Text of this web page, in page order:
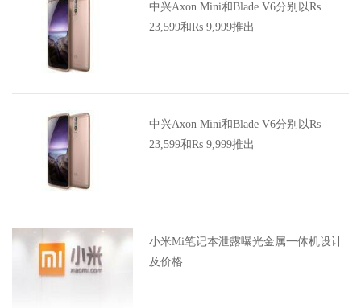
中兴Axon Mini和Blade V6分别以Rs
23,599和Rs 9,999推出
中兴Axon Mini和Blade V6分别以Rs
23,599和Rs 9,999推出
小米Mi笔记本泄露曝光金属一体机设计
及价格